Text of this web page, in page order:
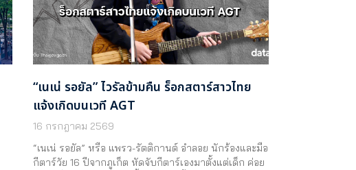
“เนเน่ รอยัล” ไวรัลข้ามคืน ร็อกสตาร์สาวไทย
แจ้งเกิดบนเวที AGT
16 กรกฎาคม 2569
“เนเน่ รอยัล” หรือ แพรว-รัตติกานต์ อำลอย นักร้องและมือ
กีตาร์วัย 16 ปีจากภูเก็ต หัดจับกีตาร์เองมาตั้งแต่เด็ก ค่อย